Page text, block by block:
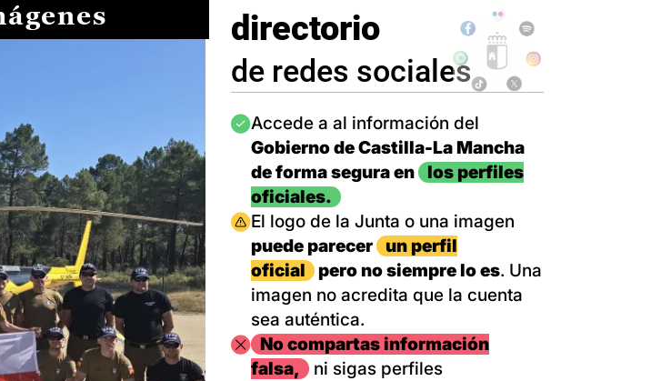
directorio
de redes sociales
Imagen
Accede a al información del
Gobierno de Castilla-La Mancha
de forma segura en
los perfiles
oficiales.
Imagen
El logo de la Junta o una imagen
puede parecer
un perfil
oficial
pero no siempre lo es. Una
imagen no acredita que la cuenta
sea auténtica.
ImagenNo compartas información
falsa,
ni sigas perfiles